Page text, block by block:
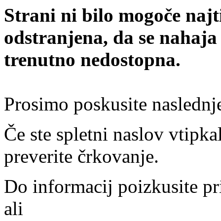
Strani ni bilo mogoče
odstranjena, da se
trenutno nedostopna.
Prosimo poskusite
Če ste spletni naslov
preverite črkovanje.
Do informacij poizkusite
ali